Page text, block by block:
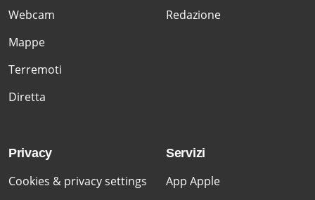
Webcam
Mappe
Terremoti
Diretta
Redazione
Privacy
Cookies & privacy settings
Servizi
App Apple